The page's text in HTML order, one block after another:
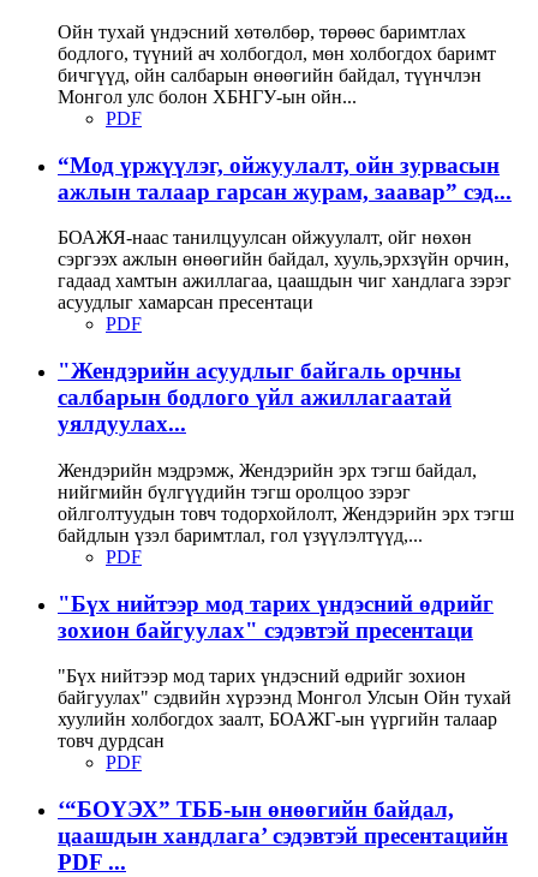
Ойн тухай үндэсний хөтөлбөр, төрөөс баримтлах
бодлого, түүний ач холбогдол, мөн холбогдох баримт
бичгүүд, ойн салбарын өнөөгийн байдал, түүнчлэн
Монгол улс болон ХБНГУ-ын ойн...
PDF
“Мод үржүүлэг, ойжуулалт, ойн зурвасын
ажлын талаар гарсан журам, заавар” сэд...
БОАЖЯ-наас танилцуулсан ойжуулалт, ойг нөхөн
сэргээх ажлын өнөөгийн байдал, хууль,эрхзүйн орчин,
гадаад хамтын ажиллагаа, цаашдын чиг хандлага зэрэг
асуудлыг хамарсан пресентаци
PDF
"Жендэрийн асуудлыг байгаль орчны
салбарын бодлого үйл ажиллагаатай
уялдуулах...
Жендэрийн мэдрэмж, Жендэрийн эрх тэгш байдал,
нийгмийн бүлгүүдийн тэгш оролцоо зэрэг
ойлголтуудын товч тодорхойлолт, Жендэрийн эрх тэгш
байдлын үзэл баримтлал, гол үзүүлэлтүүд,...
PDF
"Бүх нийтээр мод тарих үндэсний өдрийг
зохион байгуулах" сэдэвтэй пресентаци
"Бүх нийтээр мод тарих үндэсний өдрийг зохион
байгуулах" сэдвийн хүрээнд Монгол Улсын Ойн тухай
хуулийн холбогдох заалт, БОАЖГ-ын үүргийн талаар
товч дурдсан
PDF
‘“БОҮЭХ” ТББ-ын өнөөгийн байдал,
цаашдын хандлага’ сэдэвтэй пресентацийн
PDF ...